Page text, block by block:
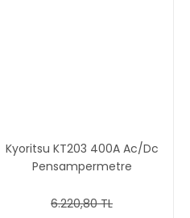
Kyoritsu KT203 400A Ac/Dc
Pensampermetre
6.220,80 TL